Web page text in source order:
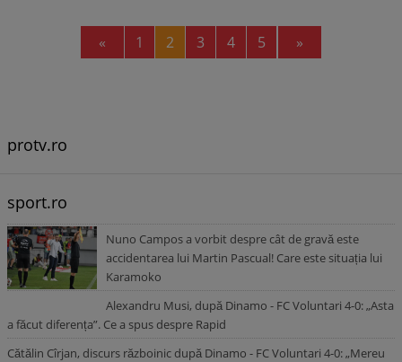
« Previous
1 2 3 4 5 »
protv.ro
sport.ro
Nuno Campos a vorbit despre cât de gravă este
accidentarea lui Martin Pascual! Care este situația lui
Karamoko
Alexandru Musi, după Dinamo - FC Voluntari 4-0: „Asta
a făcut diferența”. Ce a spus despre Rapid
Cătălin Cîrjan, discurs războinic după Dinamo - FC Voluntari 4-0: „Mereu